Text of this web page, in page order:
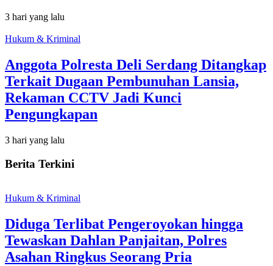
3 hari yang lalu
Hukum & Kriminal
Anggota Polresta Deli Serdang Ditangkap
Terkait Dugaan Pembunuhan Lansia,
Rekaman CCTV Jadi Kunci
Pengungkapan
3 hari yang lalu
Berita Terkini
Hukum & Kriminal
Diduga Terlibat Pengeroyokan hingga
Tewaskan Dahlan Panjaitan, Polres
Asahan Ringkus Seorang Pria